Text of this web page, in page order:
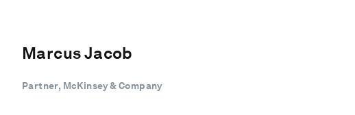
Marcus Jacob
Partner, McKinsey & Company